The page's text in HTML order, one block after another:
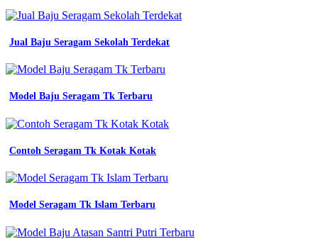
seragam
bandung
konveksi
konveksi
seragam
bandung
kotabi
konveksi
bandung
wa
3150
Jual Baju Seragam Sekolah Terdekat
Model Baju Seragam Tk Terbaru
Contoh Seragam Tk Kotak Kotak
Model Seragam Tk Islam Terbaru